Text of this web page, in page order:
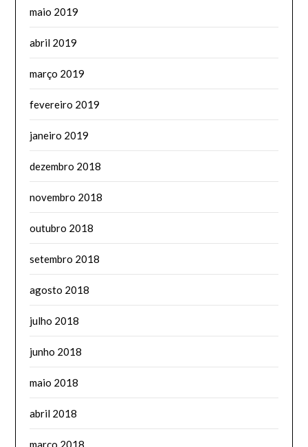
maio 2019
abril 2019
março 2019
fevereiro 2019
janeiro 2019
dezembro 2018
novembro 2018
outubro 2018
setembro 2018
agosto 2018
julho 2018
junho 2018
maio 2018
abril 2018
março 2018